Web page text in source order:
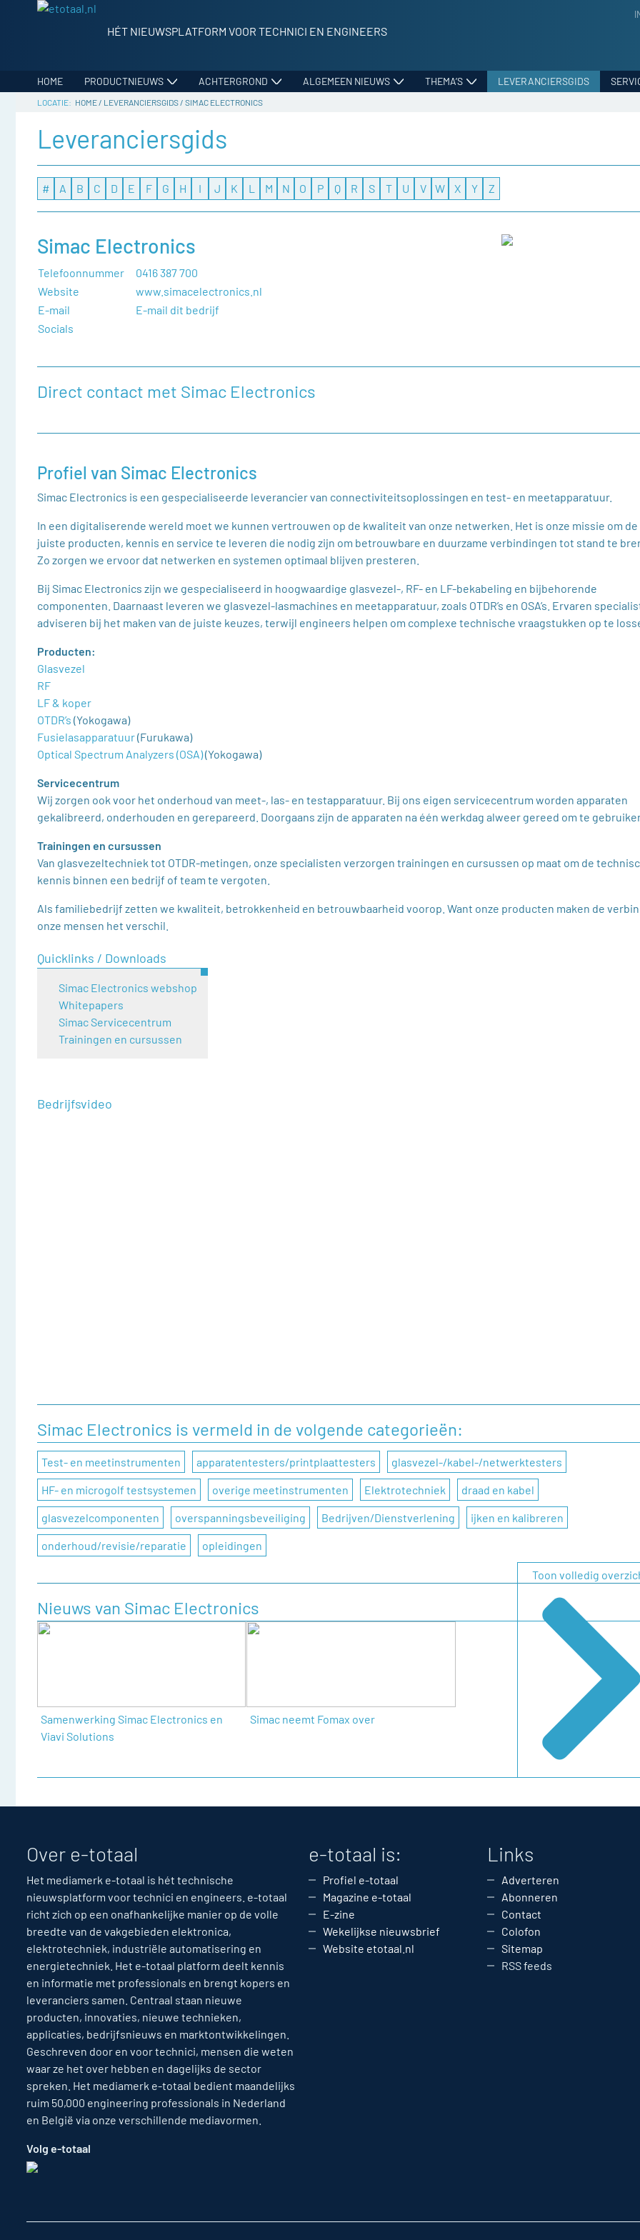
HÉT NIEUWSPLATFORM VOOR TECHNICI EN ENGINEERS
HOME PRODUCTNIEUWS ACHTERGROND ALGEMEEN NIEUWS THEMA’S LEVERANCIERSGIDS
HOME/ LEVERANCIERSGIDS/ SIMAC ELECTRONICS
Leveranciersgids
# A B C D E F G H I J K L M N O P Q R S T U V W X Y Z
Simac Electronics
Telefoonnummer
0416 387 700
Website
www.simacelectronics.nl
E-mail
E-mail dit bedrijf
Socials
Direct contact met Simac Electronics
contactformulier in te vullen.
Naam
Telefoonnummer
E-mail
Onderwerp
Uw vraag
Profiel van Simac Electronics
Simac Electronics is een gespecialiseerde leverancier van connectiviteitsoplossingen en test- en meetapparatuur.
In een digitaliserende wereld moet we kunnen vertrouwen op de kwaliteit van onze netwerken. Het is onze missie om de
juiste producten, kennis en service te leveren die nodig zijn om betrouwbare en duurzame verbindingen tot stand te
Zo zorgen we ervoor dat netwerken en systemen optimaal blijven presteren.
Bij Simac Electronics zijn we gespecialiseerd in hoogwaardige glasvezel-, RF- en LF-bekabeling en bijbehorende
componenten. Daarnaast leveren we glasvezel-lasmachines en meetapparatuur, zoals OTDR’s en OSA’s. Ervaren
adviseren bij het maken van de juiste keuzes, terwijl engineers helpen om complexe technische vraagstukken op te
Producten:
Glasvezel
RF
LF & koper
OTDR’s (Yokogawa)
Fusielasapparatuur(Furukawa)
Optical Spectrum Analyzers (OSA)(Yokogawa)
Servicecentrum
Wij zorgen ook voor het onderhoud van meet-, las- en testapparatuur. Bij ons eigen servicecentrum worden apparaten
gekalibreerd, onderhouden en gerepareerd. Doorgaans zijn de apparaten na één werkdag alweer gereed om te
Trainingen en cursussen
Van glasvezeltechniek tot OTDR-metingen, onze specialisten verzorgen trainingen en cursussen op maat om de
kennis binnen een bedrijf of team te vergoten.
Als familiebedrijf zetten we kwaliteit, betrokkenheid en betrouwbaarheid voorop. Want onze producten maken de
onze mensen het verschil.
Quicklinks / Downloads
Simac Electronics webshop
Whitepapers
Simac Servicecentrum
Trainingen en cursussen
Bedrijfsvideo
Simac Electronics is vermeld in de volgende categorieën:
Test- en meetinstrumenten apparatentesters/printplaattesters glasvezel-/kabel-/netwerktesters
HF- en microgolf testsystemen overige meetinstrumenten Elektrotechniek draad en kabel
glasvezelcomponenten overspanningsbeveiliging Bedrijven/Dienstverlening ijken en kalibreren
onderhoud/revisie/reparatie opleidingen
Nieuws van Simac Electronics
Samenwerking Simac Electronics en
Viavi Solutions
Simac neemt Fomax over
Toon volledig
Over e-totaal
Het mediamerk e-totaal is hét technische
nieuwsplatform voor technici en engineers. e-totaal
richt zich op een onafhankelijke manier op de volle
breedte van de vakgebieden elektronica,
elektrotechniek, industriële automatisering en
energietechniek. Het e-totaal platform deelt kennis
en informatie met professionals en brengt kopers en
leveranciers samen. Centraal staan nieuwe
producten, innovaties, nieuwe technieken,
applicaties, bedrijfsnieuws en marktontwikkelingen.
Geschreven door en voor technici, mensen die weten
waar ze het over hebben en dagelijks de sector
spreken. Het mediamerk e-totaal bedient maandelijks
ruim 50,000 engineering professionals in Nederland
en België via onze verschillende mediavormen.
Volg e-totaal
e-totaal is:
Profiel e-totaal
Magazine e-totaal
E-zine
Wekelijkse nieuwsbrief
Website etotaal.nl
Links
Adverteren
Abonneren
Contact
Colofon
Sitemap
RSS feeds